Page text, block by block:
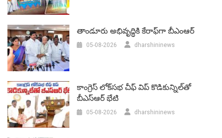
తాండూరు అభివృద్ధికి కేరాఫ్‌గా బీఎంఆర్‌
05-08-2026 dharshininews
కాంగ్రెస్ లోక్‌సభ చీఫ్ విప్ కొడికున్నిల్‌తో
బీఎస్‌ఆర్‌ భేటి
05-08-2026 dharshininews